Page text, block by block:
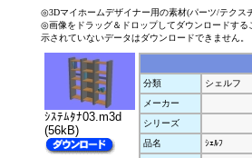
◎3Dマイホームデザイナー用の素材(パーツ/テクス
◎画像をドラッグ＆ドロップしてダウンロードす
示されていないデータはダウンロードできません。
ｼｽﾃﾑﾀﾅ03.m3d
(56kB)
分類
シェルフ
メーカー
シリーズ
品名
ｼｪﾙﾌ